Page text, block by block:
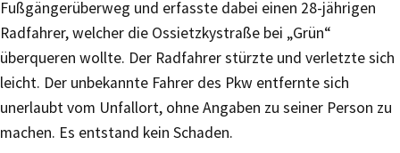
Fußgängerüberweg und erfasste dabei einen 28-jährigen
Radfahrer, welcher die Ossietzkystraße bei „Grün“
überqueren wollte. Der Radfahrer stürzte und verletzte sich
leicht. Der unbekannte Fahrer des Pkw entfernte sich
unerlaubt vom Unfallort, ohne Angaben zu seiner Person zu
machen. Es entstand kein Schaden.